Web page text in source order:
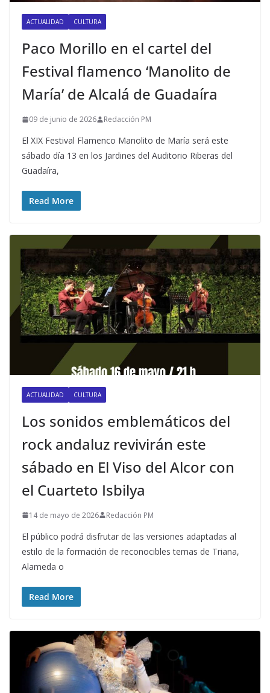
ACTUALIDAD CULTURA
Paco Morillo en el cartel del
Festival flamenco ‘Manolito de
María’ de Alcalá de Guadaíra
09 de junio de 2026 Redacción PM
El XIX Festival Flamenco Manolito de María será este
sábado día 13 en los Jardines del Auditorio Riberas del
Guadaíra,
Read More
ACTUALIDAD CULTURA
Los sonidos emblemáticos del
rock andaluz revivirán este
sábado en El Viso del Alcor con
el Cuarteto Isbilya
14 de mayo de 2026 Redacción PM
El público podrá disfrutar de las versiones adaptadas al
estilo de la formación de reconocibles temas de Triana,
Alameda o
Read More